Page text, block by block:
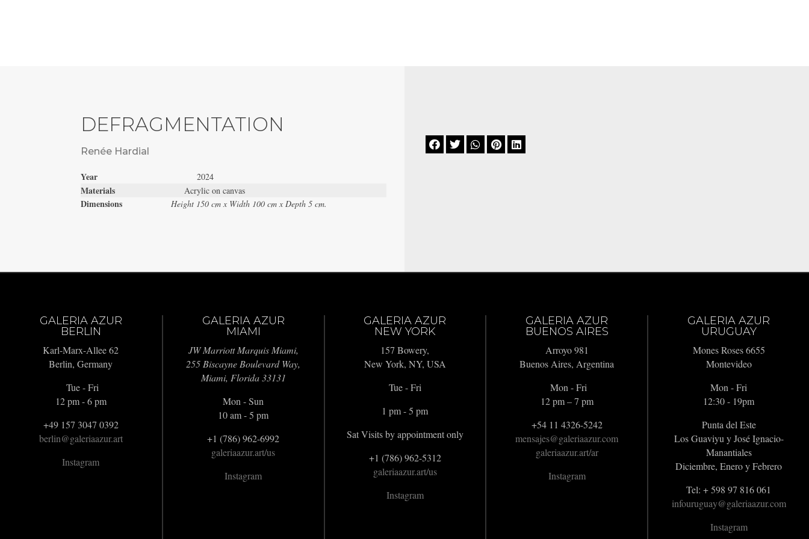
DEFRAGMENTATION
Renée Hardial
Year2024
MaterialsAcrylic on canvas
Dimensions Height 150 cm x Width 100 cm x Depth 5 cm.
    
GALERIA AZUR
BERLIN
Karl-Marx-Allee 62
Berlin, Germany
Tue - Fri
12 pm - 6 pm
+49 157 3047 0392
berlin@galeriaazur.art
Instagram
GALERIA AZUR
MIAMI
JW Marriott Marquis Miami,
255 Biscayne Boulevard Way,
Miami, Florida 33131
Mon - Sun
10 am - 5 pm
+1 (786) 962-6992
galeriaazur.art/us
Instagram
GALERIA AZUR
NEW YORK
157 Bowery,
New York, NY, USA
Tue - Fri
1 pm - 5 pm
Sat Visits by appointment only
+1 (786) 962-5312
galeriaazur.art/us
Instagram
GALERIA AZUR
BUENOS AIRES
Arroyo 981
Buenos Aires, Argentina
Mon - Fri
12 pm – 7 pm
+54 11 4326-5242
mensajes@galeriaazur.com
galeriaazur.art/ar
Instagram
GALERIA AZUR
URUGUAY
Mones Roses 6655
Montevideo
Mon - Fri
12:30 - 19pm
Punta del Este
Los Guaviyu y José Ignacio-
Manantiales
Diciembre, Enero y Febrero
Tel: + 598 97 816 061
infouruguay@galeriaazur.com
Instagram